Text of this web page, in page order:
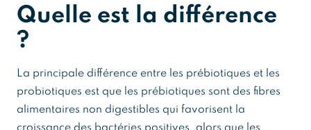
Quelle est la différence
?
La principale différence entre les prébiotiques et les
probiotiques est que les prébiotiques sont des fibres
alimentaires non digestibles qui favorisent la